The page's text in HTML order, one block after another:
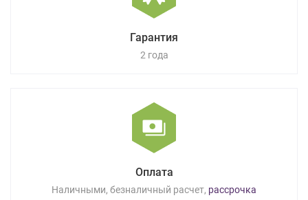
Гарантия
2 года
Оплата
Наличными, безналичный расчет, рассрочка